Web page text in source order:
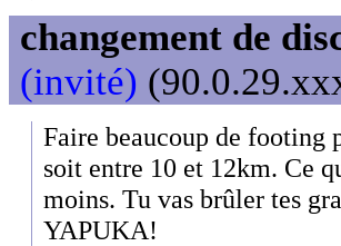
changement de
(invité)
Faire beaucoup de footing
soit entre 10 et 12km. Ce
moins. Tu vas brûler tes
YAPUKA!